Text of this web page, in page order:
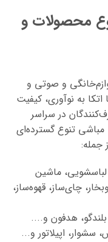
محصولات و
در دنیای لوازم‌خانگی و صوتی و
به نوآوری، کیفیت
در سراسر
مباشی تنوع گسترده‌ای
جمله:
ماشین
چای‌ساز، قهوه‌ساز،
بلندگو، هدفون و....
سشوار، اپیلاتور و...